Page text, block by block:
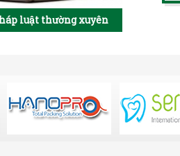
luật thường xuyên